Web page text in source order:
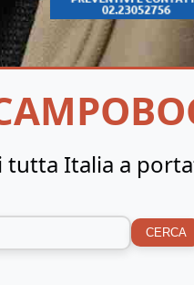
Italia a
CERCA